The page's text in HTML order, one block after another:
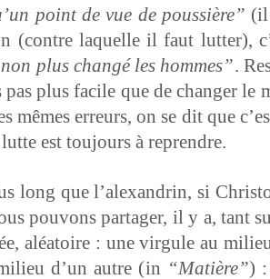
point de vue de pous­sière” (il
(con­tre laque­lle il faut lut­ter),
plus changé les hommes”.
plus facile que de chang­er le
erreurs, on se dit que
est tou­jours à reprendre.
long que l’alexan­drin, si
pou­vons partager, il y a, tant
aléa­toire : une vir­gule au
d’un autre (in “Matière”) :